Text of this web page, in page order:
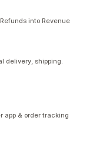
into Revenue
delivery, shipping.
app & order tracking